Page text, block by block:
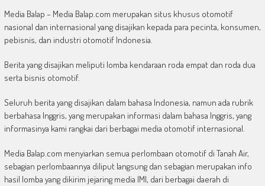
Media Balap – Media Balap.com merupakan situs khusus otomotif
nasional dan internasional yang disajikan kepada para pecinta, konsumen,
pebisnis, dan industri otomotif Indonesia.
Berita yang disajikan meliputi lomba kendaraan roda empat dan roda dua
serta bisnis otomotif.
Seluruh berita yang disajikan dalam bahasa Indonesia, namun ada rubrik
berbahasa Inggris, yang merupakan informasi dalam bahasa Inggris, yang
informasinya kami rangkai dari berbagai media otomotif internasional.
Media Balap.com menyiarkan semua perlombaan otomotif di Tanah Air,
sebagian perlombaannya diliput langsung dan sebagian merupakan info
hasil lomba yang dikirim jejaring media IMI, dari berbagai daerah di